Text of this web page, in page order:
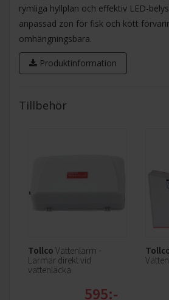
rymliga hyllplan och effektiv LED-
anpassad zon för fisk och kött
omhängningsbara.
Produktinformation
Tillbehör
Tollco Vattenlarm -
Larmar direkt vid
vattenläcka
595:-